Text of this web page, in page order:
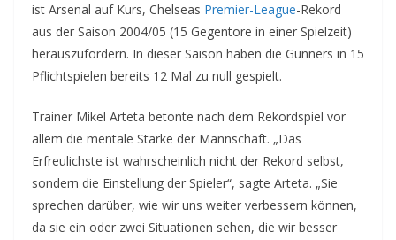
ist Arsenal auf Kurs, Chelseas Premier-League-Rekord
aus der Saison 2004/05 (15 Gegentore in einer Spielzeit)
herauszufordern. In dieser Saison haben die Gunners in 15
Pflichtspielen bereits 12 Mal zu null gespielt.
Trainer Mikel Arteta betonte nach dem Rekordspiel vor
allem die mentale Stärke der Mannschaft. „Das
Erfreulichste ist wahrscheinlich nicht der Rekord selbst,
sondern die Einstellung der Spieler“, sagte Arteta. „Sie
sprechen darüber, wie wir uns weiter verbessern können,
da sie ein oder zwei Situationen sehen, die wir besser